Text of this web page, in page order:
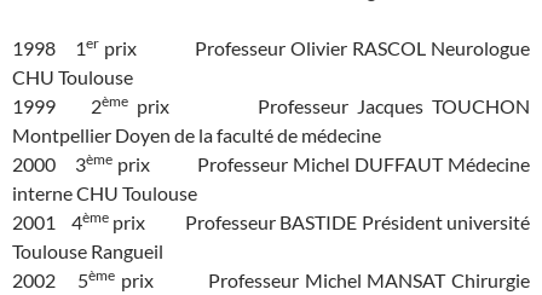
1998 1er prix Professeur Olivier RASCOL Neurologue
CHU Toulouse
1999 2èmeprix Professeur Jacques TOUCHON
Montpellier Doyen de la faculté de médecine
2000 3èmeprix Professeur Michel DUFFAUT Médecine
interne CHU Toulouse
2001 4ème prix Professeur BASTIDE Président université
Toulouse Rangueil
2002 5ème prix Professeur Michel MANSAT Chirurgie